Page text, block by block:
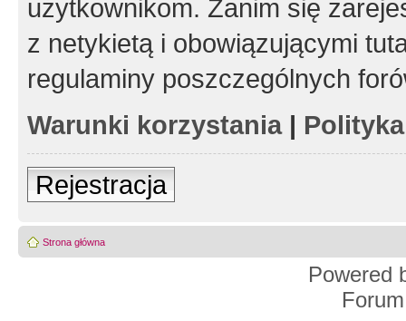
użytkownikom. Zanim się
z netykietą i obowiązującymi
regulaminy poszczególnych
Warunki korzystania|
Rejestracja
Strona główna
Powered